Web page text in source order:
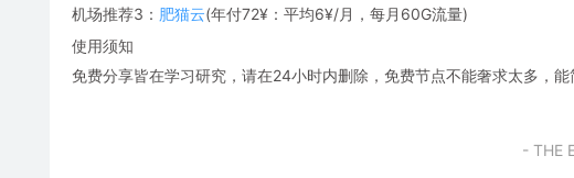
机场推荐3： 肥猫云(年付72¥：平均6¥/月，每月60G流量)
使用须知
免费分享皆在学习研究，请在24小时内删除，免费节点不能奢求太多，能
- THE